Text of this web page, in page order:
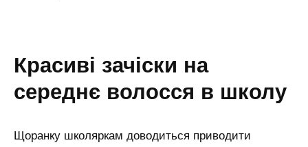
красиві зачіски на
середнє волосся в школу
Щоранку школяркам доводиться приводити